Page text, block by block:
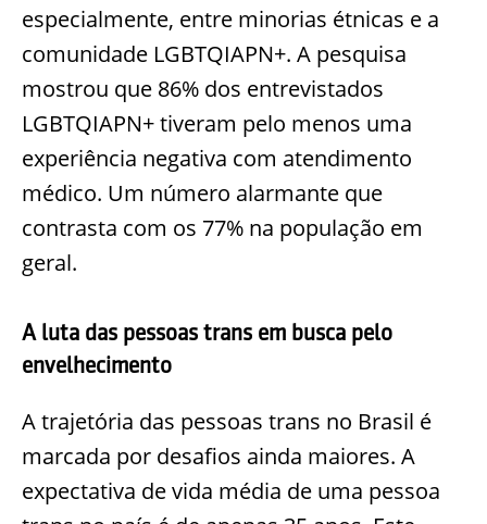
especialmente, entre minorias étnicas e a
comunidade LGBTQIAPN+. A pesquisa
mostrou que 86% dos entrevistados
LGBTQIAPN+ tiveram pelo menos uma
experiência negativa com atendimento
médico. Um número alarmante que
contrasta com os 77% na população em
geral.
A luta das pessoas trans em busca pelo
envelhecimento
A trajetória das pessoas trans no Brasil é
marcada por desafios ainda maiores. A
expectativa de vida média de uma pessoa